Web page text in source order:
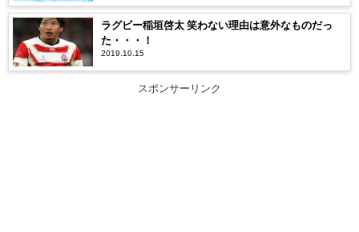
ラグビー稲垣啓太 笑わない理由は意外なものだっ
た・・・！
2019.10.15
スポンサーリンク